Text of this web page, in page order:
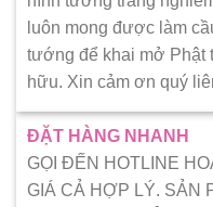
luôn mong được làm
tướng để khai mở Phật
hữu. Xin cảm ơn quý
ĐẶT HÀNG NHANH
GỌI ĐẾN HOTLINE
GIÁ CẢ HỢP LÝ. SẢN